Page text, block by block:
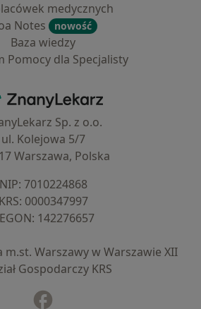
medycznych
Notes
nowość
Baza wiedzy
Pomocy dla Specjalisty
ZnanyLekarz - Strona główna
Sp. z o.o.
ul. Kolejowa 5/7
Warszawa, Polska
NIP: ⁠7010224868
KRS: ⁠0000347997
⁠142276657
m.st. Warszawy w Warszawie XII
Gospodarczy KRS